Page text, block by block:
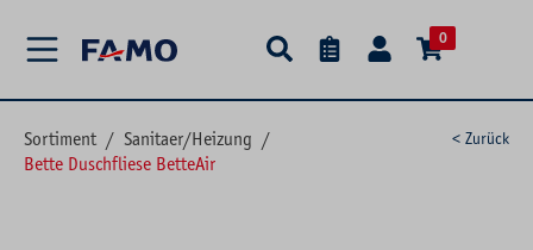
0
Sortiment / Sanitaer/Heizung /
Bette Duschfliese BetteAir
< Zurück